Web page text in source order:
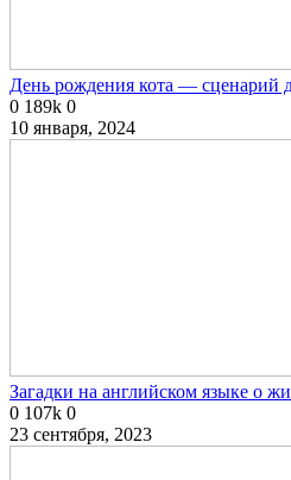
День рождения кота — сценарий
0 189k 0
10 января, 2024
Загадки на английском языке о
0 107k 0
23 сентября, 2023